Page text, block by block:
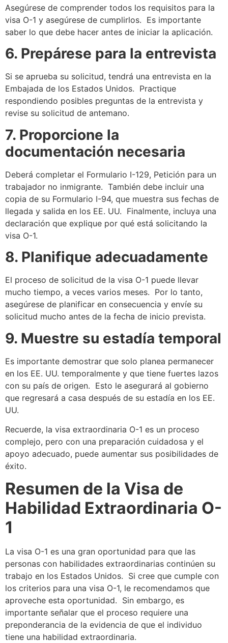
Asegúrese de comprender todos los requisitos para la
visa O-1 y asegúrese de cumplirlos. Es importante
saber lo que debe hacer antes de iniciar la aplicación.
6. Prepárese para la entrevista
Si se aprueba su solicitud, tendrá una entrevista en la
Embajada de los Estados Unidos. Practique
respondiendo posibles preguntas de la entrevista y
revise su solicitud de antemano.
7. Proporcione la
documentación necesaria
Deberá completar el Formulario I-129, Petición para un
trabajador no inmigrante. También debe incluir una
copia de su Formulario I-94, que muestra sus fechas de
llegada y salida en los EE. UU. Finalmente, incluya una
declaración que explique por qué está solicitando la
visa O-1.
8. Planifique adecuadamente
El proceso de solicitud de la visa O-1 puede llevar
mucho tiempo, a veces varios meses. Por lo tanto,
asegúrese de planificar en consecuencia y envíe su
solicitud mucho antes de la fecha de inicio prevista.
9. Muestre su estadía temporal
Es importante demostrar que solo planea permanecer
en los EE. UU. temporalmente y que tiene fuertes lazos
con su país de origen. Esto le asegurará al gobierno
que regresará a casa después de su estadía en los EE.
UU.
Recuerde, la visa extraordinaria O-1 es un proceso
complejo, pero con una preparación cuidadosa y el
apoyo adecuado, puede aumentar sus posibilidades de
éxito.
Resumen de la Visa de
Habilidad Extraordinaria O-
1
La visa O-1 es una gran oportunidad para que las
personas con habilidades extraordinarias continúen su
trabajo en los Estados Unidos. Si cree que cumple con
los criterios para una visa O-1, le recomendamos que
aproveche esta oportunidad. Sin embargo, es
importante señalar que el proceso requiere una
preponderancia de la evidencia de que el individuo
tiene una habilidad extraordinaria.